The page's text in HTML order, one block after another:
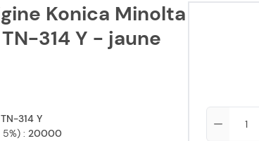
Konica Minolta
314 Y - jaune
TN-314 Y
: 20000